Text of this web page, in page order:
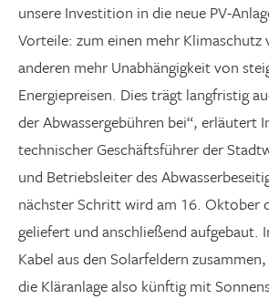
unsere Investition in die neue PV-
Vorteile: zum einen mehr
anderen mehr Unabhängigkeit von
Energiepreisen. Dies trägt langfristig
der Abwassergebühren bei“, erläutert
technischer Geschäftsführer der
und Betriebsleiter des
nächster Schritt wird am 16. Oktober
geliefert und anschließend aufgebaut.
Kabel aus den Solarfeldern
die Kläranlage also künftig mit